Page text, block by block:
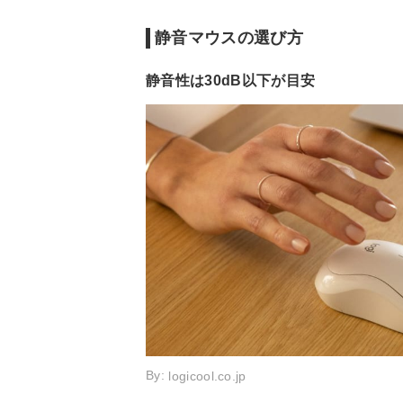
静音マウスの選び方
静音性は30dB以下が目安
By: logicool.co.jp